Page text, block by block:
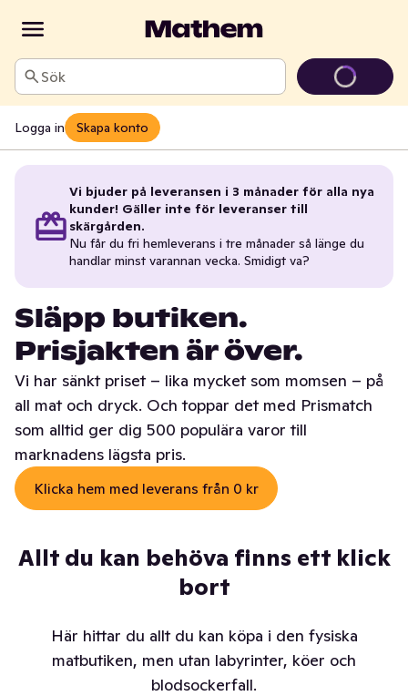
Sök
Logga in Skapa konto
Vi bjuder på leveransen i 3 månader för alla nya
kunder! Gäller inte för leveranser till
skärgården.
Nu får du fri hemleverans i tre månader så länge du
handlar minst varannan vecka. Smidigt va?
Släpp butiken.
Prisjakten är över.
Vi har sänkt priset – lika mycket som momsen – på
all mat och dryck. Och toppar det med Prismatch
som alltid ger dig 500 populära varor till
marknadens lägsta pris.
Klicka hem med leverans från 0 kr
Allt du kan behöva finns ett klick
bort
Här hittar du allt du kan köpa i den fysiska
matbutiken, men utan labyrinter, köer och
blodsockerfall.